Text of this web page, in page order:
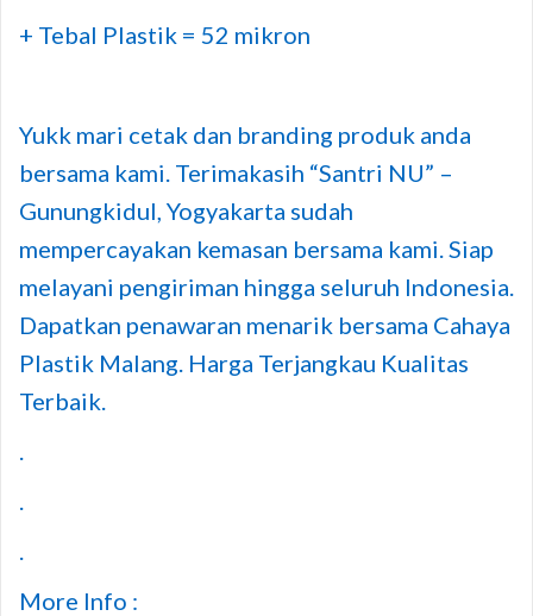
+ Tebal Plastik = 52 mikron
Yukk mari cetak dan branding produk anda
bersama kami. Terimakasih “Santri NU” –
Gunungkidul, Yogyakarta sudah
mempercayakan kemasan bersama kami. Siap
melayani pengiriman hingga seluruh Indonesia.
Dapatkan penawaran menarik bersama Cahaya
Plastik Malang. Harga Terjangkau Kualitas
Terbaik.
.
.
.
More Info :